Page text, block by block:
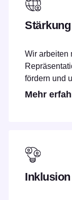
Wir arbeiten
fördern und
Mehr